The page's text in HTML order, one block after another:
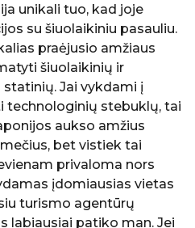
unikali tuo, kad joje
su šiuolaikiniu pasauliu.
praėjusio amžiaus
šiuolaikinių ir
Jai vykdami į
technologinių stebuklų, tai
aukso amžius
bet vistiek tai
privaloma nors
įdomiausias vietas
turismo agentūrų
labiausiai patiko man. Jei